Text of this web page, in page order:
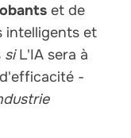
et de
intelligents et
siL'IA sera à
-